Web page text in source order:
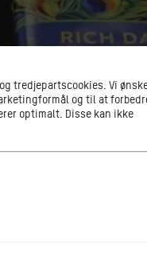
har æren af at være
om at arbejde
chokoladefabrik.
tredjepartscookies. Vi
og til at
optimalt. Disse kan ikke